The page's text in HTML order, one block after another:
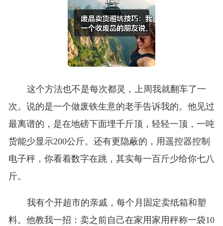
这个方法也不是每次都灵，上周我就翻车了一
次。说的是一个做废铁生意的老手告诉我的。他见过
最离谱的，是在地磅下面埋千斤顶，轻轻一顶，一吨
货能少显示200公斤。还有更隐蔽的，用遥控器控制
电子秤，你看着数字在跳，其实每一百斤少给你七八
斤。
我有个开超市的亲戚，每个月固定卖纸箱和塑
料。他教我一招：卖之前自己在家用家用秤称一袋10